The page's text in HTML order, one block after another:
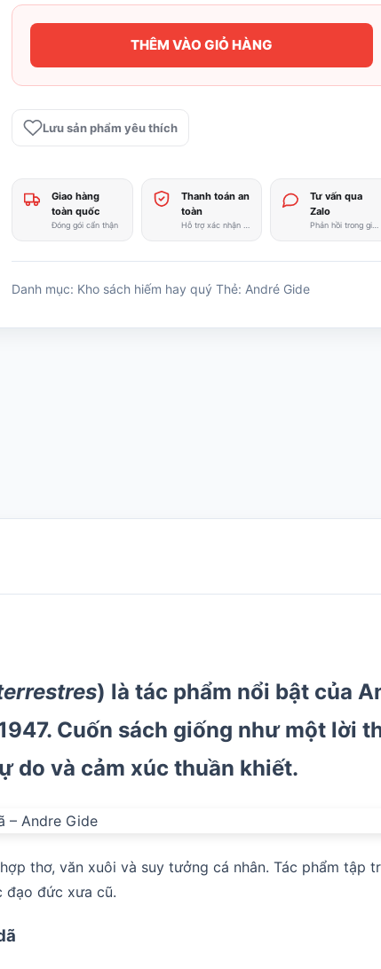
dã
-
Gide
số
lượng
THÊM VÀO GIỎ HÀNG
Lưu sản phẩm yêu thích
Giao hàng
toàn quốc
Đóng gói cẩn thận
Thanh toán an
toàn
Hỗ trợ xác nhận nhanh
Tư vấn qua
Zalo
Phản hồi trong giờ làm việc
Danh mục: Kho sách hiếm hay quý Thẻ: André Gide
) là tác phẩm nổi bật của
. Cuốn sách giống như một lời
do và cảm xúc thuần khiết.
thơ, văn xuôi và suy tưởng cá nhân. Tác phẩm tập
đạo đức xưa cũ.